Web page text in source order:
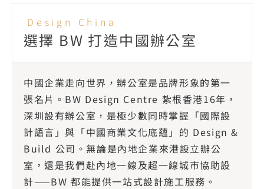
Design China
選擇 BW 打造中國辦公室
中國企業走向世界，辦公室是品牌形象的第一
張名片。BW Design Centre 紮根香港16年，
深圳設有辦公室，是極少數同時掌握「國際設
計語言」與「中國商業文化底蘊」的 Design &
Build 公司。無論是內地企業來港設立辦公
室，還是我們赴內地一線及超一線城市協助設
計——BW 都能提供一站式設計施工服務。